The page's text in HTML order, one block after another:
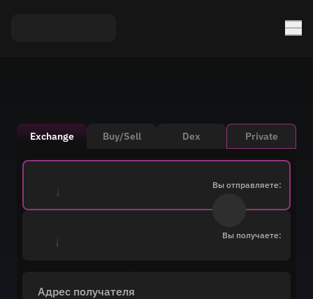
Exchange Buy/Sell Dex Private
Вы отправляете:
Вы получаете:
Адрес получателя